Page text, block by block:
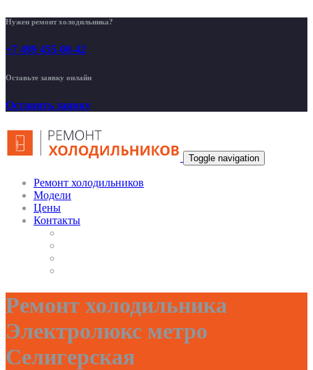
Нужен ремонт холодильника?
+7 499 455-00-42
Оставьте заявку онлайн
Оставить заявку
Toggle navigation
Ремонт холодильников
Модели
Цены
Контакты
Ремонт холодильника
Электролюкс метро
Селигерская